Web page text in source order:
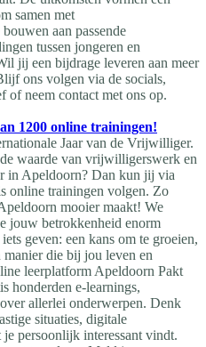
samen met
aan passende
tussen jongeren en
jij een bijdrage leveren aan meer
ons volgen via de socials,
neem contact met ons op.
1200 online trainingen!
Jaar van de Vrijwilliger.
waarde van vrijwilligerswerk en
Apeldoorn? Dan kun jij via
online trainingen volgen. Zo
mooier maakt! We
jouw betrokkenheid enorm
geven: een kans om te groeien,
die bij jou leven en
leerplatform Apeldoorn Pakt
honderden e-learnings,
allerlei onderwerpen. Denk
situaties, digitale
persoonlijk interessant vindt.